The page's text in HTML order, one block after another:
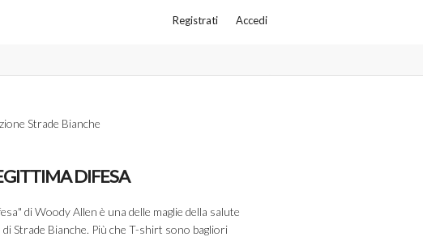
Registrati Accedi
Strade Bianche
DIFESA
di Woody Allen è una delle maglie della salute
di Strade Bianche. Più che T-shirt sono bagliori